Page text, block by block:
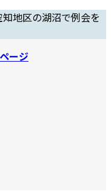
地区の湖沼で例会を